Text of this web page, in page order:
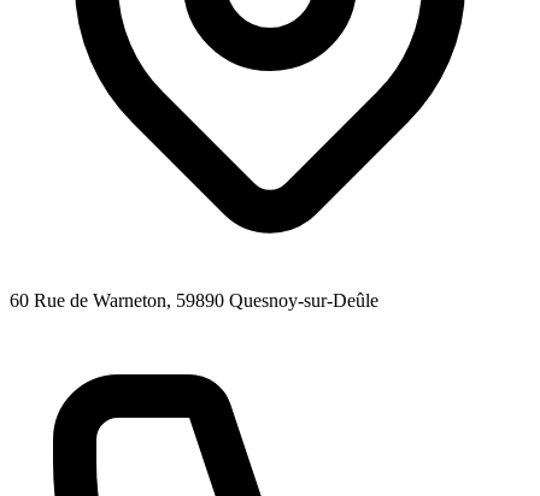
60 Rue de Warneton, 59890 Quesnoy-sur-Deûle